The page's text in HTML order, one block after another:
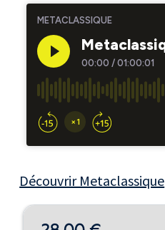
Découvrir Metaclassique